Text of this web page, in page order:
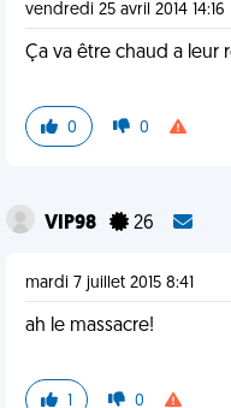
vendredi 25 avril 2014 14:16
Ça va être chaud a leur
0 0
VIP98 26
mardi 7 juillet 2015 8:41
ah le massacre!
1 0